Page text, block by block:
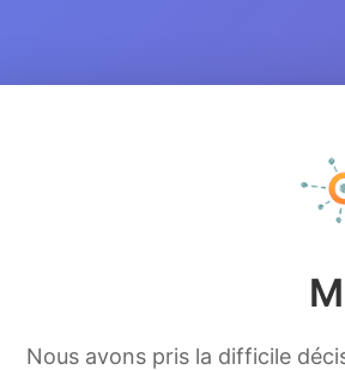
Nous avons pris la difficile